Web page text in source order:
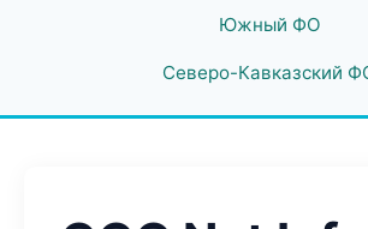
Южный ФО
Северо-Кавказский